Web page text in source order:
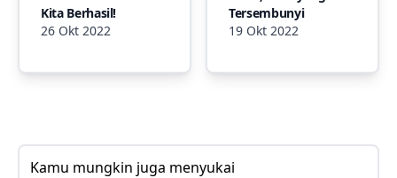
Kita Berhasil!
26 Okt 2022
Tersembunyi
19 Okt 2022
Kamu mungkin juga menyukai